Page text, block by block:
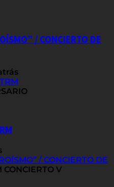
/ CONCIERTO DE
/ CONCIERTO DE